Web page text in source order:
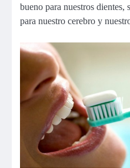
bueno para nuestros dientes,
para nuestro cerebro y